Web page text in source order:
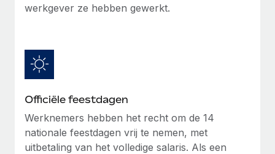
Het blijft de missie van Remote om alle soorten bedrijven
Meer informatie
beheert met Remote
Phiture, een toonaangevende leider in de wereldwijde
mobiele groeiadviessector, zet zich sinds 2016...
werkgever ze hebben gewerkt.
Officiële feestdagen
Werknemers hebben het recht om de 14
nationale feestdagen vrij te nemen, met
uitbetaling van het volledige salaris. Als een